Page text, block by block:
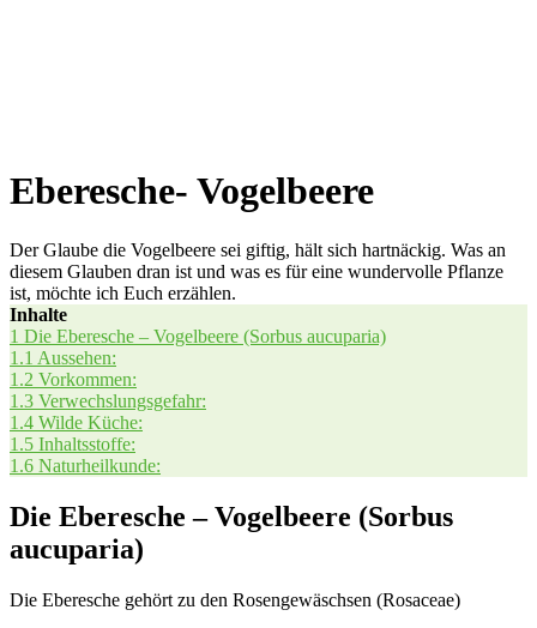
Eberesche- Vogelbeere
Der Glaube die Vogelbeere sei giftig, hält sich hartnäckig. Was an
diesem Glauben dran ist und was es für eine wundervolle Pflanze
ist, möchte ich Euch erzählen.
Inhal­te
1 Die Eber­esche – Vogel­bee­re (Sor­bus aucuparia)
1.1 Aus­se­hen:
1.2 Vor­kom­men:
1.3 Ver­wechs­lungs­ge­fahr:
1.4 Wil­de Küche:
1.5 Inhalts­stof­fe:
1.6 Natur­heil­kun­de:
Die Eberesche – Vogelbeere (Sorbus
aucuparia)
Die Eber­esche gehört zu den Rosen­ge­wäsch­sen (Rosaceae)